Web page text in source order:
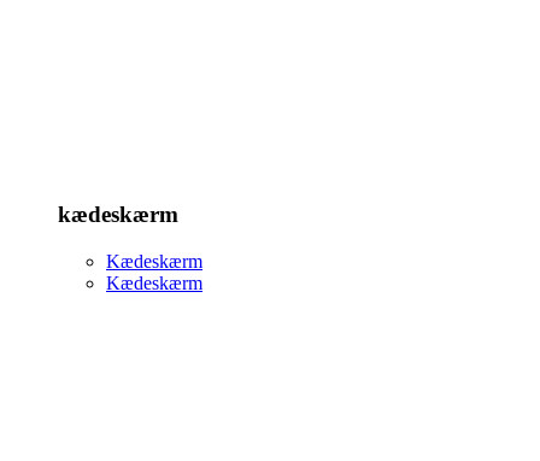
kædeskærm
Kædeskærm
Kædeskærm